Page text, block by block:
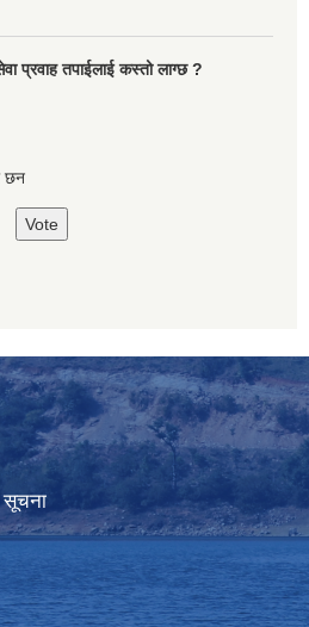
प्रवाह तपाईलाई कस्तो लाग्छ ?
छन
सूचना